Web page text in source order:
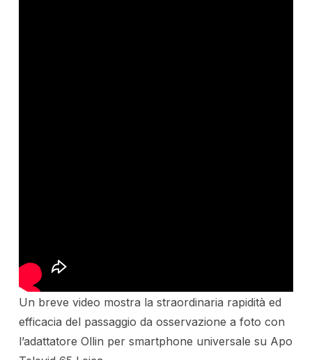
Un breve video mostra la straordinaria rapidità ed
efficacia del passaggio da osservazione a foto con
l’adattatore Ollin per smartphone universale su Apo